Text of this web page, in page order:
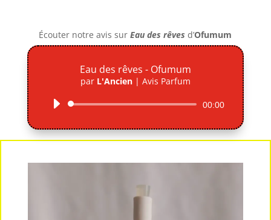
Écouter notre avis surEau des rêves d’Ofumum
Eau des rêves - Ofumum
par L'Ancien| Avis Parfum
Lecteur
00:00